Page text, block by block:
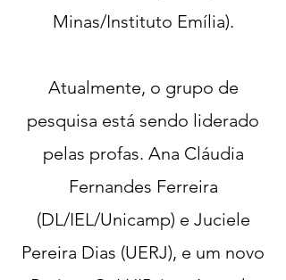
Minas/Instituto Emília).
Atualmente, o grupo de
pesquisa está sendo liderado
pelas profas. Ana Cláudia
Fernandes Ferreira
(DL/IEL/Unicamp) e Juciele
Pereira Dias (UERJ), e um novo